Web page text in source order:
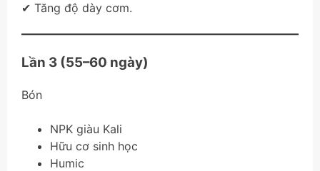
✔ Tăng độ dày cơm.
Lần 3 (55–60 ngày)
Bón
NPK giàu Kali
Hữu cơ sinh học
Humic